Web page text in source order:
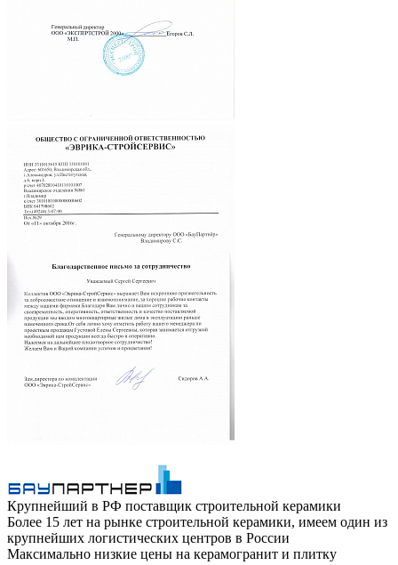
Крупнейший в РФ поставщик строительной керамики
Более 15 лет на рынке строительной керамики, имеем один из
крупнейших логистических центров в России
Максимально низкие цены на керамогранит и плитку